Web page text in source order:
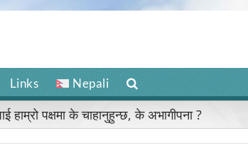
Links Nepali
हाम्रो पक्षमा के चाहानुहुन्छ, के अभागीपना ?